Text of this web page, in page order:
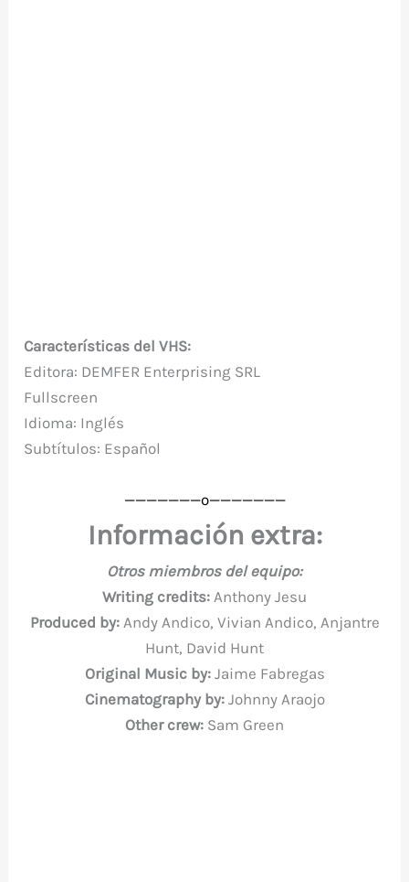
Características del VHS:
Editora: DEMFER Enterprising SRL
Fullscreen
Idioma: Inglés
Subtítulos: Español
———————o———————
Información extra:
Otros miembros del equipo:
Writing credits: Anthony Jesu
Produced by:Andy Andico, Vivian Andico, Anjantre
Hunt, David Hunt
Original Music by:Jaime Fabregas
Cinematography by:Johnny Araojo
Other crew: Sam Green